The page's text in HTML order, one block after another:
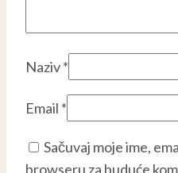
Naziv*
Email *
Sačuvaj moje ime,
browseru za buduće